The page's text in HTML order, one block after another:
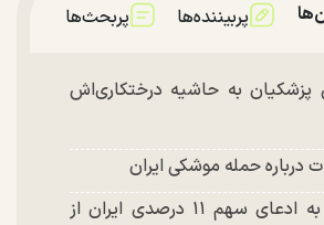
پربیننده‌ها پربحث‌ها
پزشکیان به حاشیه درختکاری‌اش
درباره حمله موشکی ایران
پاسخ عراقچی به ادعای سهم ۱۱ درصدی ایران از